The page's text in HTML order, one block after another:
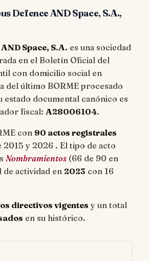
Defence AND Space, S.A.,
Space, S.A. es una sociedad
en el Boletín Oficial del
con domicilio social en
del último BORME procesado
estado documental canónico es
fiscal: A28006104.
con 90 actos registrales
2015 y 2026 . El tipo de acto
Nombramientos (66 de 90 en
de actividad en 2023 con 16
directivos vigentes y un total
en su histórico.